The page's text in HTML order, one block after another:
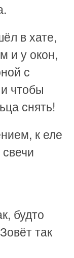
в хате,
и у окон,
с
чтобы
снять!
к еле
будто
так